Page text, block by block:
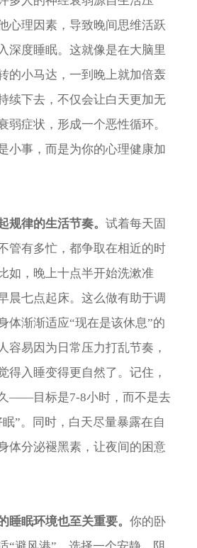
心理因素，导致晚间思维活跃
深度睡眠。这就像是在大脑里
的小马达，一到晚上就加倍轰
续下去，不仅会让白天更加无
弱症状，形成一个恶性循环。
小事，而是为你的心理健康加
规律的生活节奏。试着每天固
管有多忙，都争取在相近的时
如，晚上十点半开始洗漱准
晨七点起床。这么做有助于调
体渐渐适应“现在是该休息”的
容易因为日常压力打乱节奏，
得入睡变得更自然了。记住，
——目标是7-8小时，而不是去
”。同时，白天尽量暴露在自
体分泌褪黑素，让夜间的困意
睡眠环境也至关重要。你的卧